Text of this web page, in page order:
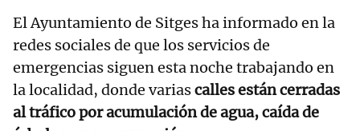
El Ayuntamiento de Sitges ha informado en la
redes sociales de que los servicios de
emergencias siguen esta noche trabajando en
la localidad, donde variascalles están cerradas
al tráfico por acumulación de agua, caída de